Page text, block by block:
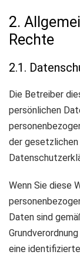
2.
Rechte
2.1.
Die Betreiber
persönlichen
der
Wenn Sie diese
Daten sind
eine